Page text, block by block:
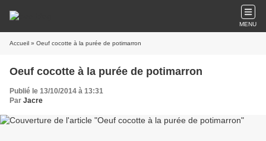
MENU
Accueil » Oeuf cocotte à la purée de potimarron
Oeuf cocotte à la purée de potimarron
Publié le 13/10/2014 à 13:31
Par Jacre